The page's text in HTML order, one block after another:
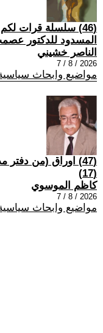
(46) سلسلة قرات
المسدود للدكتور
الناصر خشيني
2026 / 8 / 7
مواضيع وابحاث
(47) اوراق (من دفتر
(17)
كاظم الموسوي
2026 / 8 / 7
مواضيع وابحاث